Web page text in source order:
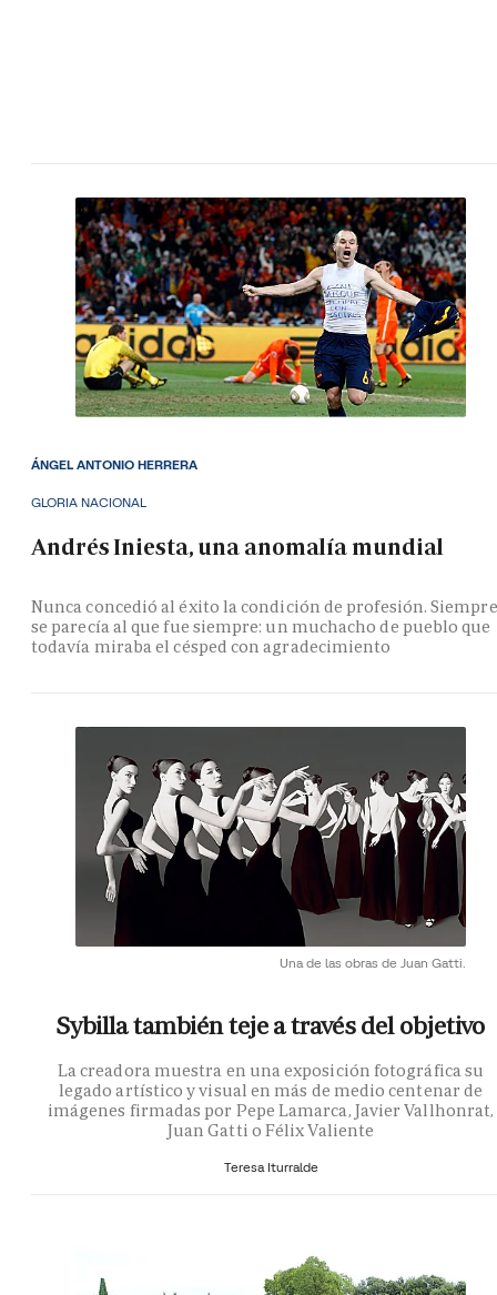
GLORIA NACIONAL
Andrés Iniesta, una anomalía mundial
Nunca concedió al éxito la condición de profesión. Siempre
se parecía al que fue siempre: un muchacho de pueblo que
todavía miraba el césped con agradecimiento
ÁNGEL ANTONIO HERRERA
Una de las obras de Juan Gatti.
Sybilla también teje a través del objetivo
La creadora muestra en una exposición fotográfica su
legado artístico y visual en más de medio centenar de
imágenes firmadas por Pepe Lamarca, Javier Vallhonrat,
Juan Gatti o Félix Valiente
Teresa Iturralde